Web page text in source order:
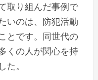
取り組んだ事例で
いのは、防犯活動
とです。同世代の
くの人が関心を持
。